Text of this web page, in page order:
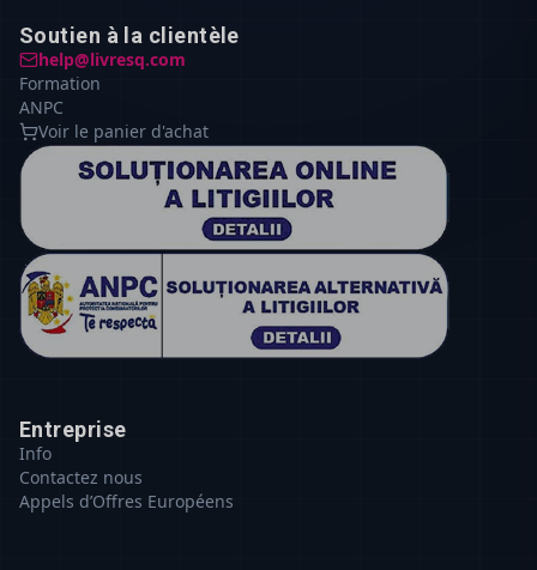
Soutien à la clientèle
help@livresq.com
Formation
ANPC
Voir le panier d'achat
Entreprise
Info
Contactez nous
Appels d’Offres Européens